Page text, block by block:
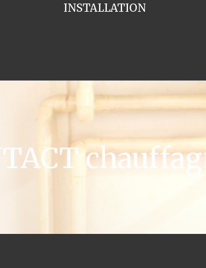
INSTALLATION